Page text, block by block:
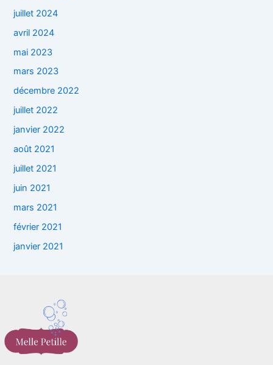
juillet 2024
avril 2024
mai 2023
mars 2023
décembre 2022
juillet 2022
janvier 2022
août 2021
juillet 2021
juin 2021
mars 2021
février 2021
janvier 2021